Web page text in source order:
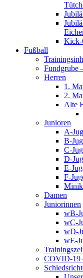
Kick-
Fußball
Fundgrube
Herren
1.
2.
Alte
Junioren
A-
B-
C-
D-
E-
F-
Damen
Juniorinnen
wB-
wC-
wD-
wE-
COVID-19